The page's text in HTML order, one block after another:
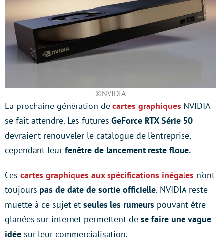
©NVIDIA
La prochaine génération de cartes graphiques NVIDIA
se fait attendre. Les futures GeForce RTX Série 50
devraient renouveler le catalogue de l’entreprise,
cependant leur fenêtre de lancement reste floue.
Ces cartes graphiques aux spécifications inégales n’ont
toujours pas de date de sortie officielle. NVIDIA reste
muette à ce sujet et seules les rumeurs pouvant être
glanées sur internet permettent de se faire une vague
idée sur leur commercialisation.